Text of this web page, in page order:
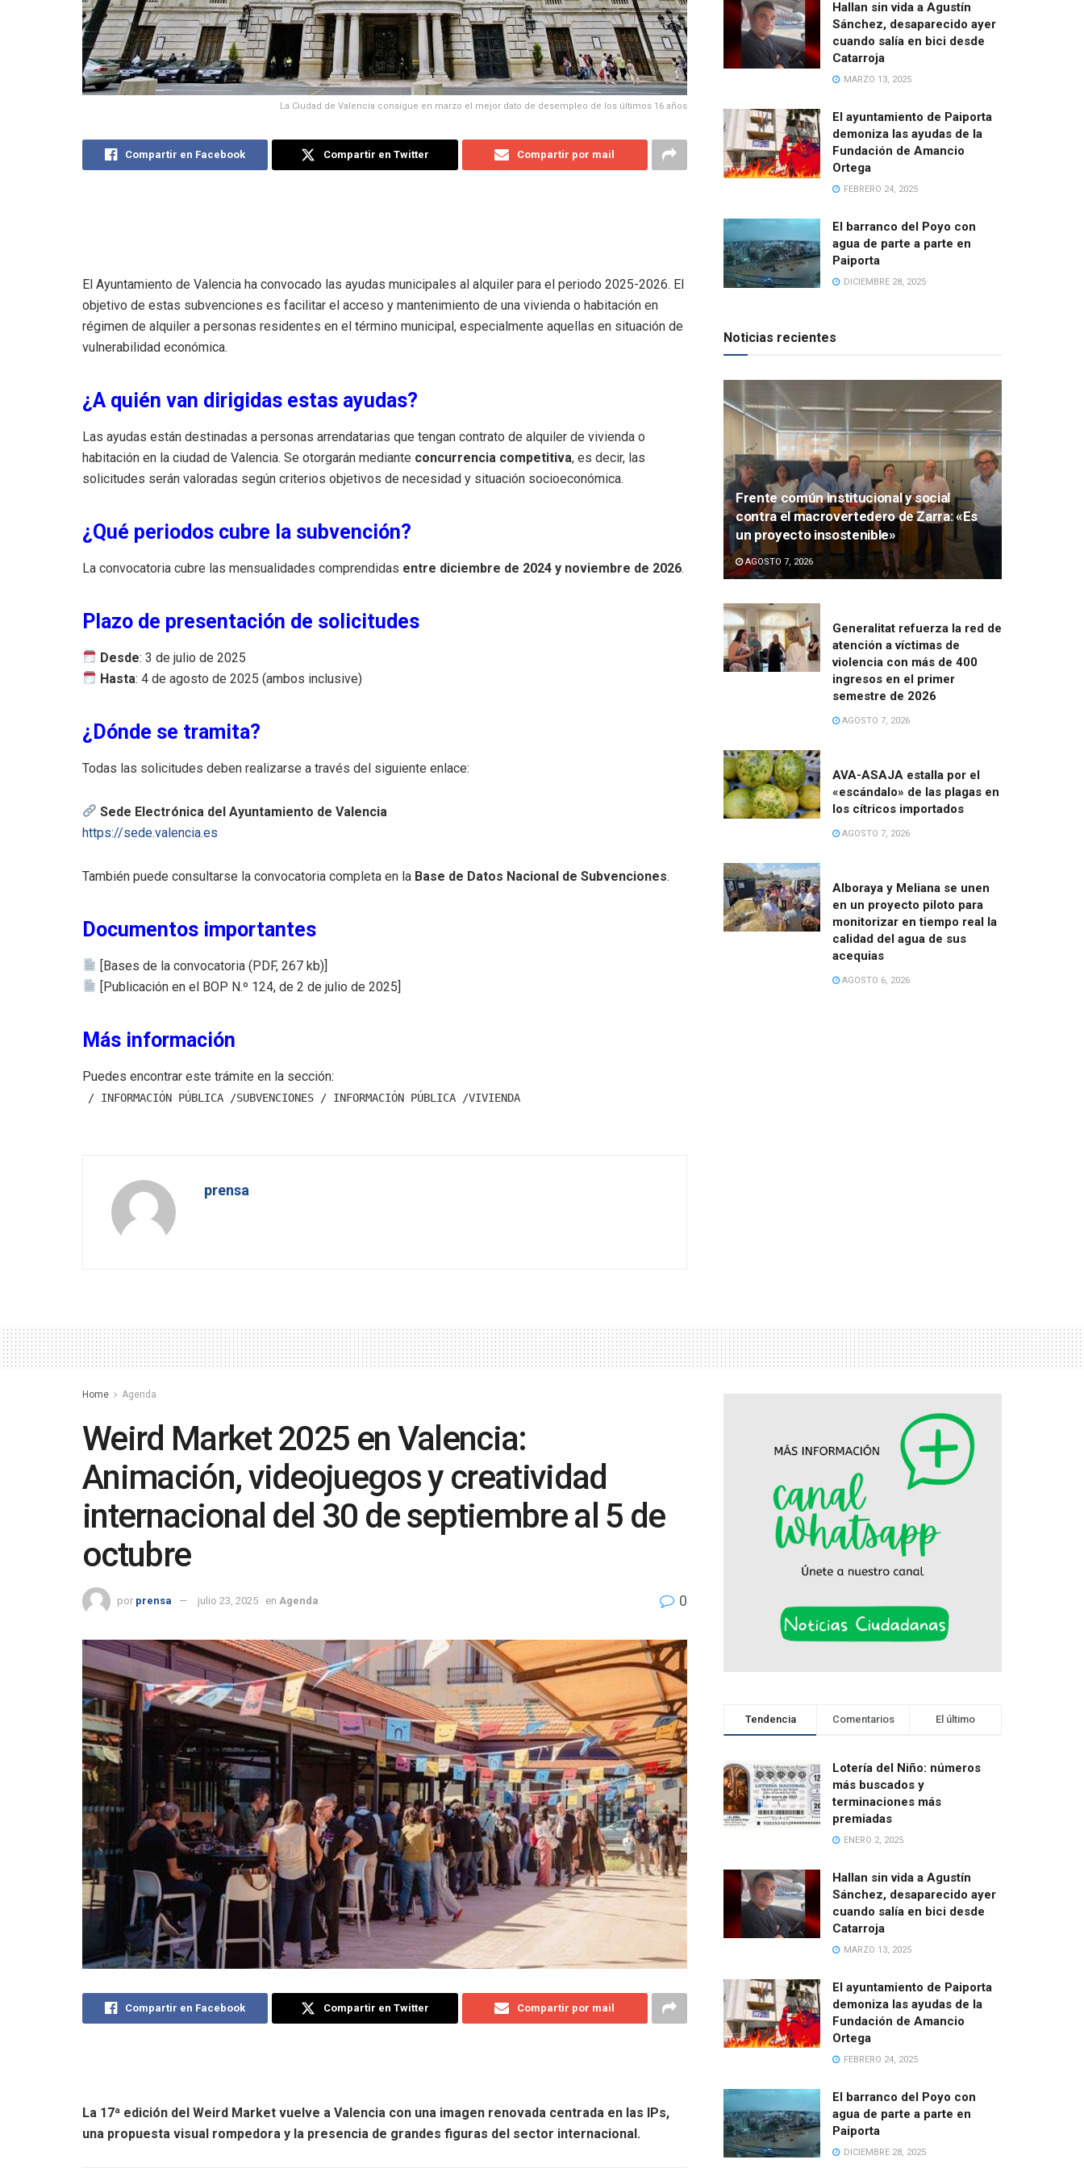
La Ciudad de Valencia consigue en marzo el mejor dato de desempleo de los últimos 16 años
Compartir en Facebook Compartir en Twitter Compartir por mail
El Ayuntamiento de Valencia ha convocado las ayudas municipales al alquiler para el periodo 2025-2026. El
objetivo de estas subvenciones es facilitar el acceso y mantenimiento de una vivienda o habitación en
régimen de alquiler a personas residentes en el término municipal, especialmente aquellas en situación de
vulnerabilidad económica.
¿A quién van dirigidas estas ayudas?
Las ayudas están destinadas a personas arrendatarias que tengan contrato de alquiler de vivienda o
habitación en la ciudad de Valencia. Se otorgarán mediante concurrencia competitiva, es decir, las
solicitudes serán valoradas según criterios objetivos de necesidad y situación socioeconómica.
¿Qué periodos cubre la subvención?
La convocatoria cubre las mensualidades comprendidas entre diciembre de 2024 y noviembre de 2026.
Plazo de presentación de solicitudes
Desde: 3 de julio de 2025
Hasta: 4 de agosto de 2025 (ambos inclusive)
¿Dónde se tramita?
Todas las solicitudes deben realizarse a través del siguiente enlace:
Sede Electrónica del Ayuntamiento de Valencia
https://sede.valencia.es
También puede consultarse la convocatoria completa en la Base de Datos Nacional de Subvenciones.
Documentos importantes
[Bases de la convocatoria (PDF, 267 kb)]
[Publicación en el BOP N.º 124, de 2 de julio de 2025]
Más información
Puedes encontrar este trámite en la sección:
/ INFORMACIÓN PÚBLICA /SUBVENCIONES / INFORMACIÓN PÚBLICA /VIVIENDA
prensa
Hallan sin vida a Agustín
Sánchez, desaparecido ayer
cuando salía en bici desde
Catarroja
MARZO 13, 2025
El ayuntamiento de Paiporta
demoniza las ayudas de la
Fundación de Amancio
Ortega
FEBRERO 24, 2025
El barranco del Poyo con
agua de parte a parte en
Paiporta
DICIEMBRE 28, 2025
Noticias recientes
Frente común institucional y social
contra el macrovertedero de Zarra: «Es
un proyecto insostenible»
AGOSTO 7, 2026
Generalitat refuerza la red de
atención a víctimas de
violencia con más de 400
ingresos en el primer
semestre de 2026
AGOSTO 7, 2026
AVA-ASAJA estalla por el
«escándalo» de las plagas en
los cítricos importados
AGOSTO 7, 2026
Alboraya y Meliana se unen
en un proyecto piloto para
monitorizar en tiempo real la
calidad del agua de sus
acequias
AGOSTO 6, 2026
Home Agenda
Weird Market 2025 en Valencia:
Animación, videojuegos y creatividad
internacional del 30 de septiembre al 5 de
octubre
por prensa julio 23, 2025 en Agenda 0
Compartir en Facebook Compartir en Twitter Compartir por mail
La 17ª edición del Weird Market vuelve a Valencia con una imagen renovada centrada en las IPs,
una propuesta visual rompedora y la presencia de grandes figuras del sector internacional.
Tendencia Comentarios El último
Lotería del Niño: números
más buscados y
terminaciones más
premiadas
ENERO 2, 2025
Hallan sin vida a Agustín
Sánchez, desaparecido ayer
cuando salía en bici desde
Catarroja
MARZO 13, 2025
El ayuntamiento de Paiporta
demoniza las ayudas de la
Fundación de Amancio
Ortega
FEBRERO 24, 2025
El barranco del Poyo con
agua de parte a parte en
Paiporta
DICIEMBRE 28, 2025